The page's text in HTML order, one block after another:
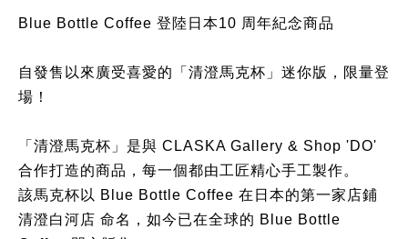
Blue Bottle Coffee 登陸日本10 周年紀念商品
自發售以來廣受喜愛的「清澄馬克杯」迷你版，限量登
場！
「清澄馬克杯」是與 CLASKA Gallery & Shop 'DO'
合作打造的商品，每一個都由工匠精心手工製作。
該馬克杯以 Blue Bottle Coffee 在日本的第一家店鋪
清澄白河店 命名，如今已在全球的 Blue Bottle